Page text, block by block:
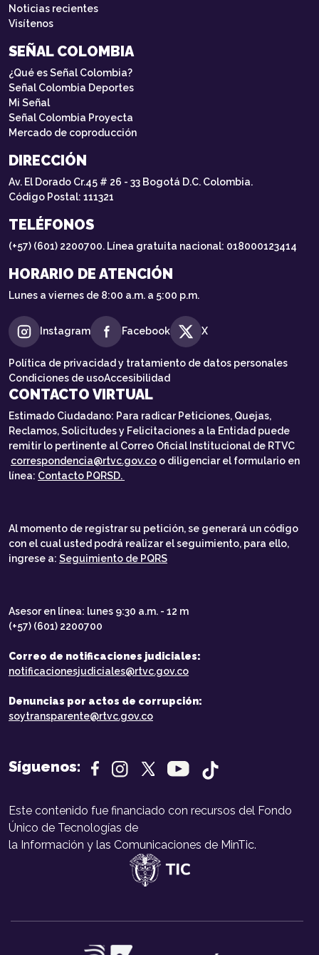
Noticias recientes
Visítenos
SEÑAL COLOMBIA
¿Qué es Señal Colombia?
Señal Colombia Deportes
Mi Señal
Señal Colombia Proyecta
Mercado de coproducción
DIRECCIÓN
Av. El Dorado Cr.45 # 26 - 33 Bogotá D.C. Colombia.
Código Postal: 111321
TELÉFONOS
(+57) (601) 2200700. Línea gratuita nacional: 018000123414
HORARIO DE ATENCIÓN
Lunes a viernes de 8:00 a.m. a 5:00 p.m.
Instagram Facebook X
Política de privacidad y tratamiento de datos personales
Condiciones de usoAccesibilidad
CONTACTO VIRTUAL
Estimado Ciudadano: Para radicar Peticiones, Quejas,
Reclamos, Solicitudes y Felicitaciones a la Entidad puede
remitir lo pertinente al Correo Oficial Institucional de RTVC
correspondencia@rtvc.gov.co o diligenciar el formulario en
línea: Contacto PQRSD.
Al momento de registrar su petición, se generará un código
con el cual usted podrá realizar el seguimiento, para ello,
ingrese a: Seguimiento de PQRS
Asesor en línea: lunes 9:30 a.m. - 12 m
(+57) (601) 2200700
Correo de notificaciones judiciales:
notificacionesjudiciales@rtvc.gov.co
Denuncias por actos de corrupción:
soytransparente@rtvc.gov.co
Síguenos:
Este contenido fue financiado con recursos del Fondo
Único de Tecnologías de
la Información y las Comunicaciones de MinTic.